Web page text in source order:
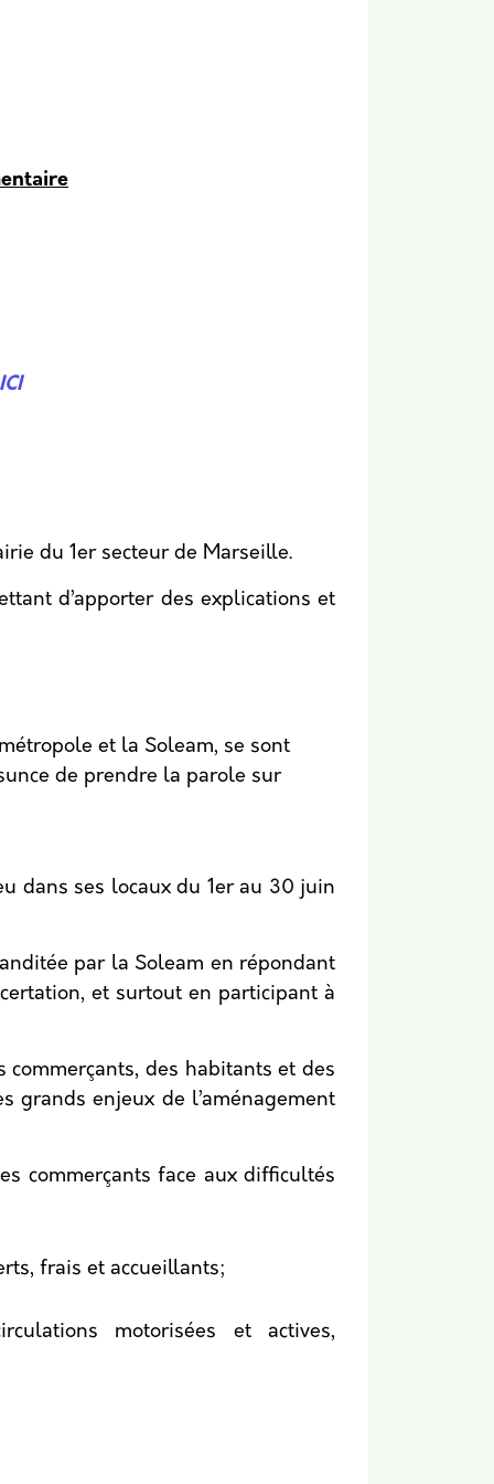
ICI
du 1er secteur de Marseille.
d’apporter des explications et
et la Soleam, se sont
de prendre la parole sur
dans ses locaux du 1er au 30 juin
par la Soleam en répondant
et surtout en participant à
commerçants, des habitants et des
grands enjeux de l’aménagement
commerçants face aux difficultés
frais et accueillants;
motorisées et actives,